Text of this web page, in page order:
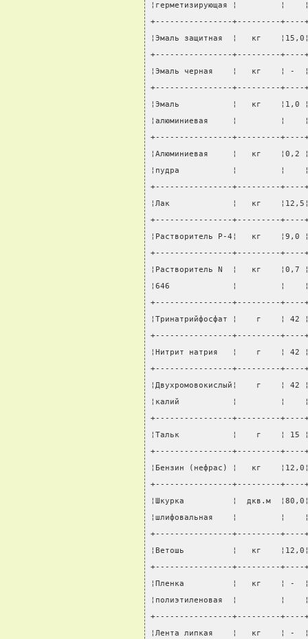
¦герметизирующая ¦
+----------------+---------+----
¦Эмаль защитная  ¦   кг
+----------------+---------+----
¦Эмаль черная    ¦   кг
+----------------+---------+----
¦Эмаль           ¦   кг    ¦1,0
¦алюминиевая     ¦
+----------------+---------+----
¦Алюминиевая     ¦   кг    ¦0,2
¦пудра           ¦         ¦
+----------------+---------+----
¦Лак             ¦   кг
+----------------+---------+----
¦Растворитель Р-4¦   кг
+----------------+---------+----
¦Растворитель N  ¦   кг
¦646             ¦         ¦
+----------------+---------+----
¦Тринатрийфосфат ¦    г    ¦
+----------------+---------+----
¦Нитрит натрия   ¦    г    ¦ 42
+----------------+---------+----
¦Двухромовокислый¦    г    ¦
¦калий           ¦         ¦
+----------------+---------+----
¦Тальк           ¦    г    ¦ 15 ¦
+----------------+---------+----
¦Бензин (нефрас) ¦   кг
+----------------+---------+----
¦Шкурка          ¦  дкв.м
¦шлифовальная    ¦
+----------------+---------+----
¦Ветошь          ¦   кг
+----------------+---------+----
¦Пленка          ¦   кг    ¦ -
¦полиэтиленовая  ¦
+----------------+---------+----
¦Лента липкая    ¦   кг    ¦ -